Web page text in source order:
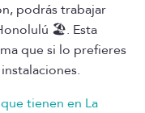
podrás trabajar
🏖️. Esta
que si lo prefieres
tienen en La